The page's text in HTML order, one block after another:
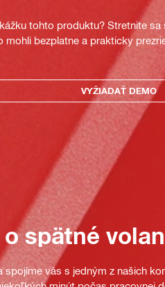
tohto produktu? Stretnite
mohli bezplatne a prakticky
VYŽIADAŤ DEMO
spätné
spojíme vás s jedným z našich